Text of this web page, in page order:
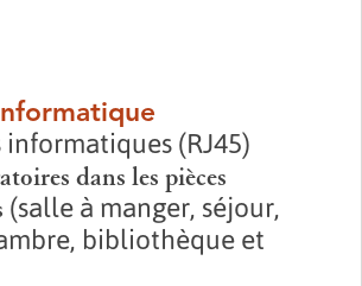
informatiques (RJ45)
dans les pièces
(salle à manger, séjour,
bibliothèque et